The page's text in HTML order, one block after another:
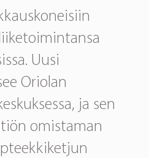
Uusi
Oriolan
ja sen
omistaman